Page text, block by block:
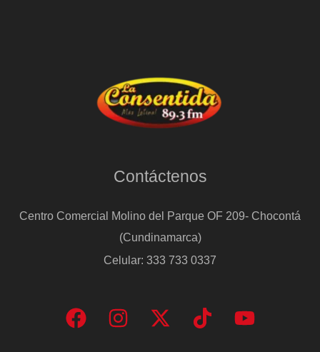
Contáctenos
Centro Comercial Molino del Parque OF 209- Chocontá
(Cundinamarca)
Celular: 333 733 0337